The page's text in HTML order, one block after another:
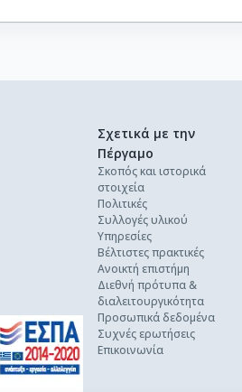
Σχετικά με την
Πέργαμο
Σκοπός και ιστορικά
στοιχεία
Πολιτικές
Συλλογές υλικού
Υπηρεσίες
Βέλτιστες πρακτικές
Ανοικτή επιστήμη
Διεθνή πρότυπα &
διαλειτουργικότητα
Προσωπικά δεδομένα
Συχνές ερωτήσεις
Επικοινωνία